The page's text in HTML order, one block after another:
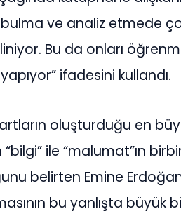
ve analiz etmede
Bu da onları
ifadesini kullandı.
oluşturduğu en
ile “malumat”ın
belirten Emine
bu yanlışta büyük